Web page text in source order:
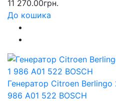
11 270.00грн.
До кошика
Генератор Citroen Berlingo
986 A01 522 BOSCH